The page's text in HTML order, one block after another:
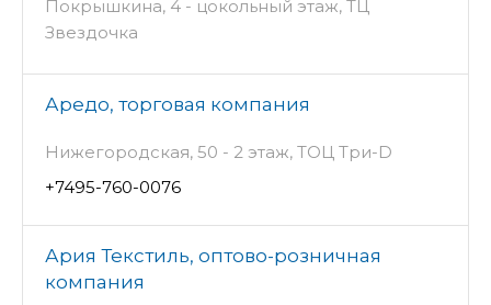
Покрышкина, 4 - цокольный этаж, ТЦ
Звездочка
Аредо, торговая компания
Нижегородская, 50 - 2 этаж, ТОЦ Три-D
+7495-760-0076
Ария Текстиль, оптово-розничная
компания